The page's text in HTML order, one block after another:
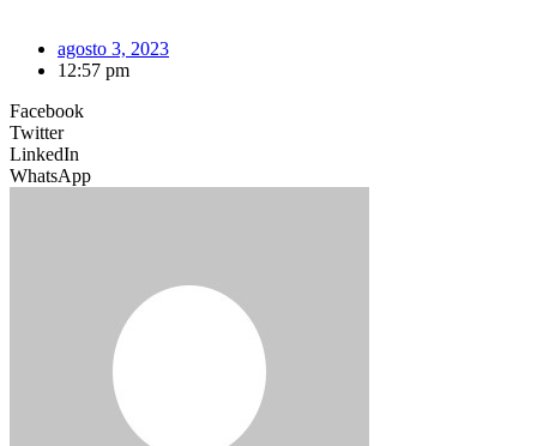
agosto 3, 2023
12:57 pm
Facebook
Twitter
LinkedIn
WhatsApp